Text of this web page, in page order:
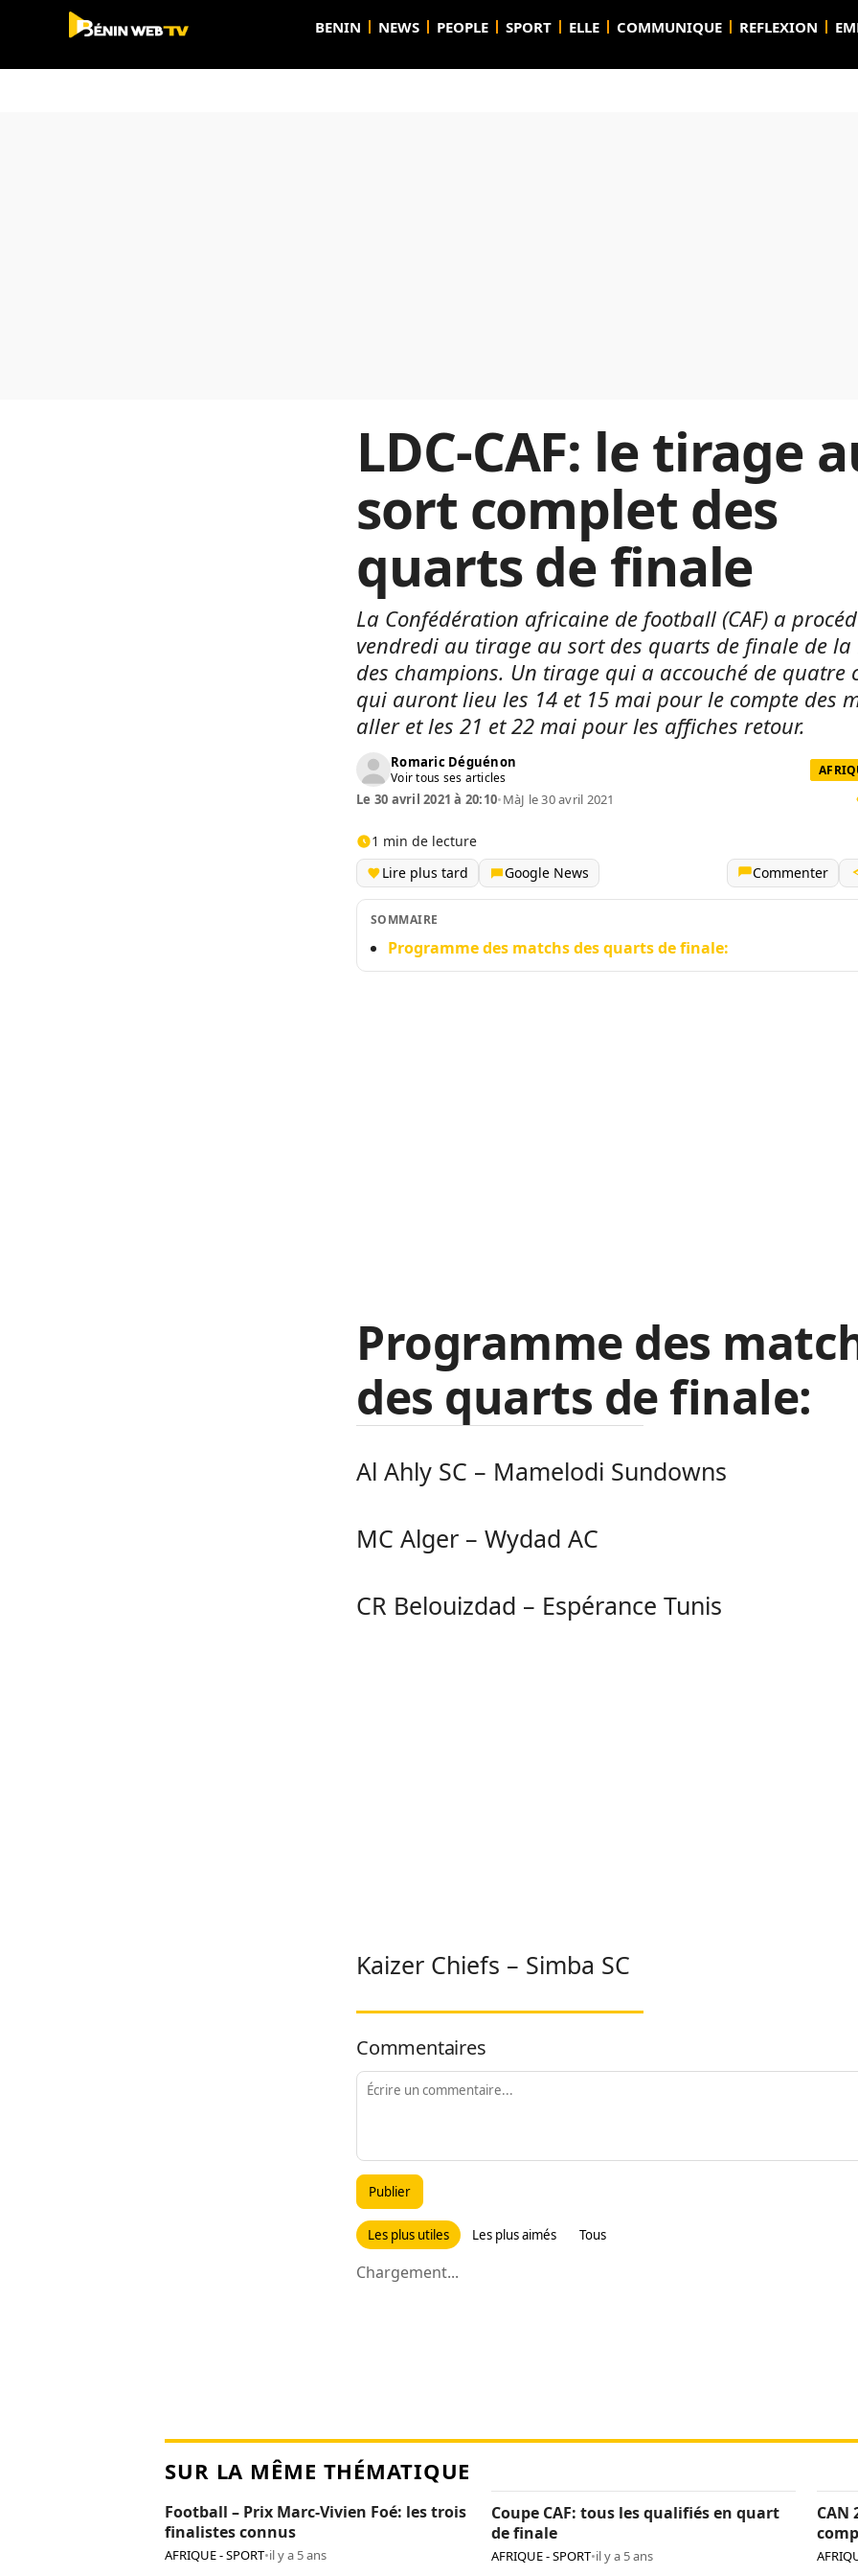
BENIN NEWS PEOPLE SPORT ELLE COMMUNIQUE REFLEXION
LDC-CAF: le tirage
sort complet des
quarts de finale
La Confédération africaine de football (CAF) a
vendredi au tirage au sort des quarts de finale de la
des champions. Un tirage qui a accouché de quatre
qui auront lieu les 14 et 15 mai pour le compte des
aller et les 21 et 22 mai pour les affiches retour.
Romaric Déguénon
Voir tous ses articles
Le 30 avril 2021 à 20:10•MàJ le 30 avril 2021
1 min de lecture
Lire plus tard
Google News Commenter
SOMMAIRE
Programme des matchs des quarts de finale:
Programme des
des quarts de finale:
Al Ahly SC – Mamelodi Sundowns
MC Alger – Wydad AC
CR Belouizdad – Espérance Tunis
Kaizer Chiefs – Simba SC
Commentaires
Publier
Les plus utiles Les plus aimés Tous
Chargement...
SUR LA MÊME THÉMATIQUE
Football – Prix Marc-Vivien Foé: les trois
finalistes connus
AFRIQUE - SPORT•il y a 5 ans
Coupe CAF: tous les qualifiés en quart
de finale
AFRIQUE - SPORT•il y a 5 ans
CAN